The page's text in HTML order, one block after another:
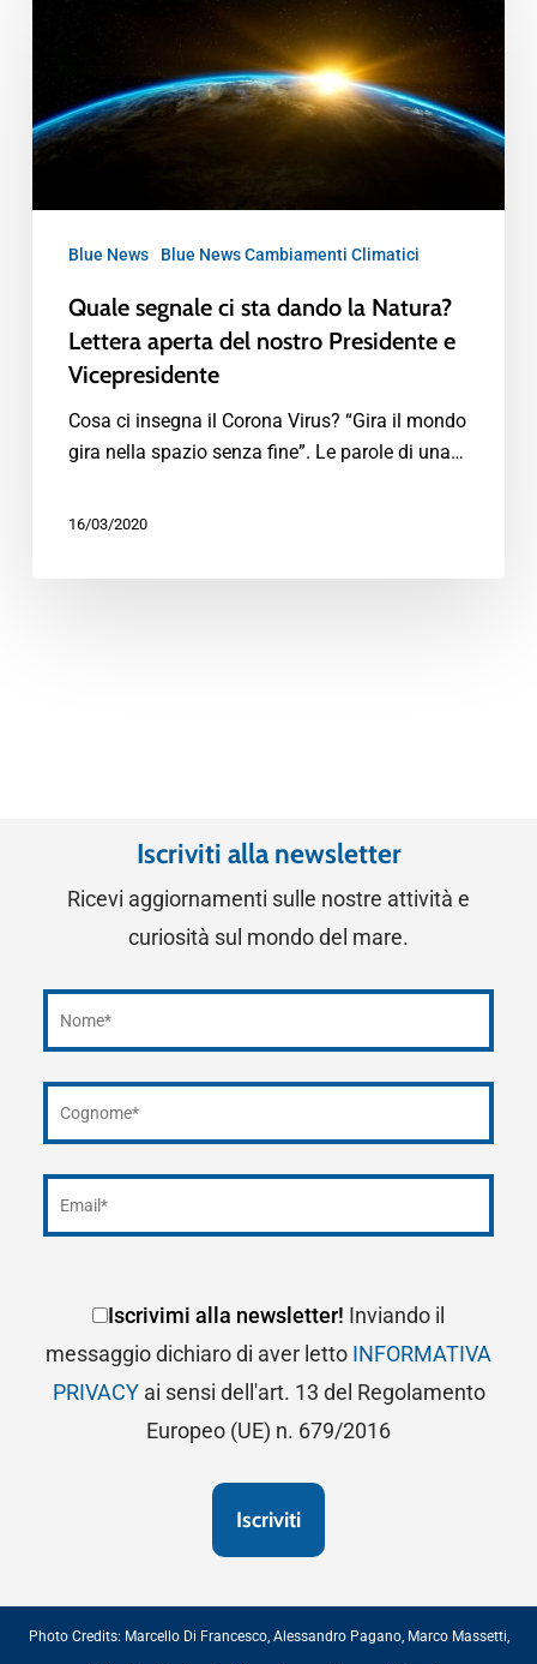
Blue News Blue News Cambiamenti Climatici
Quale segnale ci sta dando la Natura?
Lettera aperta del nostro Presidente e
Vicepresidente
Cosa ci insegna il Corona Virus? “Gira il mondo
gira nella spazio senza fine”. Le parole di una…
16/03/2020
Iscriviti alla newsletter
Ricevi aggiornamenti sulle nostre attività e
curiosità sul mondo del mare.
Iscrivimi alla newsletter! Inviando il
messaggio dichiaro di aver letto INFORMATIVA
PRIVACYai sensi dell'art. 13 del Regolamento
Europeo (UE) n. 679/2016
Photo Credits: Marcello Di Francesco, Alessandro Pagano, Marco Massetti,